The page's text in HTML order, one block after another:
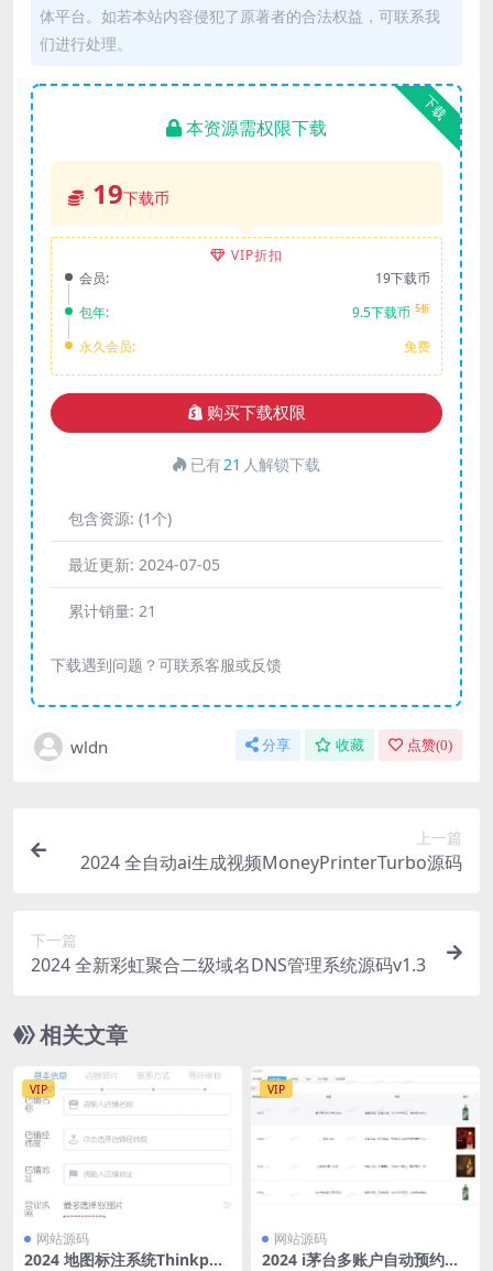
体平台。如若本站内容侵犯了原著者的合法权益，可联系我
们进行处理。
下载
本资源需权限下载
19下载币
VIP折扣
会员:
19下载币
包年:
9.5下载币 5折
永久会员: 免费
购买下载权限
已有21 人解锁下载
包含资源: (1个)
最近更新: 2024-07-05
累计销量: 21
下载遇到问题？可联系客服或反馈
wldn 分享 收藏 点赞(0)
上一篇
2024 全自动ai生成视频MoneyPrinterTurbo源码
下一篇
2024 全新彩虹聚合二级域名DNS管理系统源码v1.3
相关文章
VIP
网站源码
2024 地图标注系统Thinkphp
VIP
网站源码
2024 i茅台多账户自动预约程